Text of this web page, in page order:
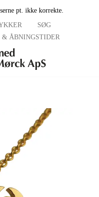
pt. ikke korrekte.
SØG
& ÅBNINGSTIDER